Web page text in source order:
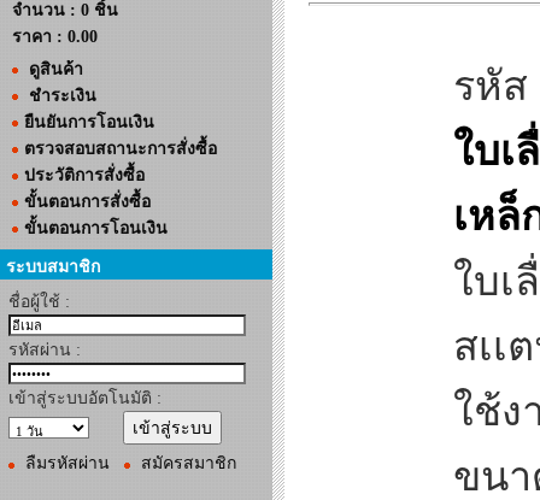
จำนวน : 0 ชิ้น
ราคา : 0.00
ดูสินค้า
ชำระเงิน
ยืนยันการโอนเงิน
ตรวจสอบสถานะการสั่งซื้อ
ประวัติการสั่งซื้อ
ขั้นตอนการสั่งซื้อ
ขั้นตอนการโอนเงิน
ระบบสมาชิก
ชื่อผู้ใช้ :
รหัสผ่าน :
เข้าสู่ระบบอัตโนมัติ :
ลืมรหัสผ่าน สมัครสมาชิก
รหัส
ใบเ
เหล็
ใบเ
สเเ
ใช้ง
ขนา